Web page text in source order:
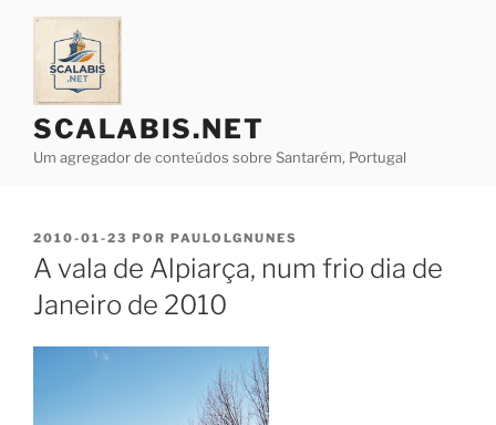
Saltar
conteúdo
SCALABIS.NET
Um agregador de conteúdos sobre Santarém, Portugal
PUBLICADO
EM
2010-01-23 POR PAULOLGNUNES
A vala de Alpiarça, num frio dia de
Janeiro de 2010